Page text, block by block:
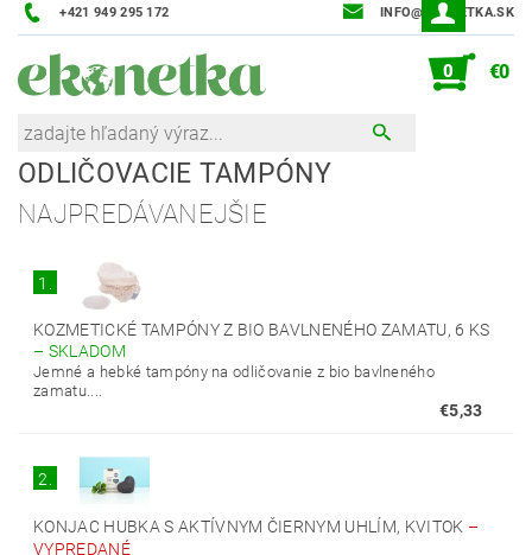
+421 949 295 172 INFO@EKONETKA.SK
0 €0
ODLIČOVACIE TAMPÓNY
NAJPREDÁVANEJŠIE
1.
KOZMETICKÉ TAMPÓNY Z BIO BAVLNENÉHO ZAMATU, 6 KS
– SKLADOM
Jemné a hebké tampóny na odličovanie z bio bavlneného
zamatu....
€5,33
2.
KONJAC HUBKA S AKTÍVNYM ČIERNYM UHLÍM, KVITOK –
VYPREDANÉ